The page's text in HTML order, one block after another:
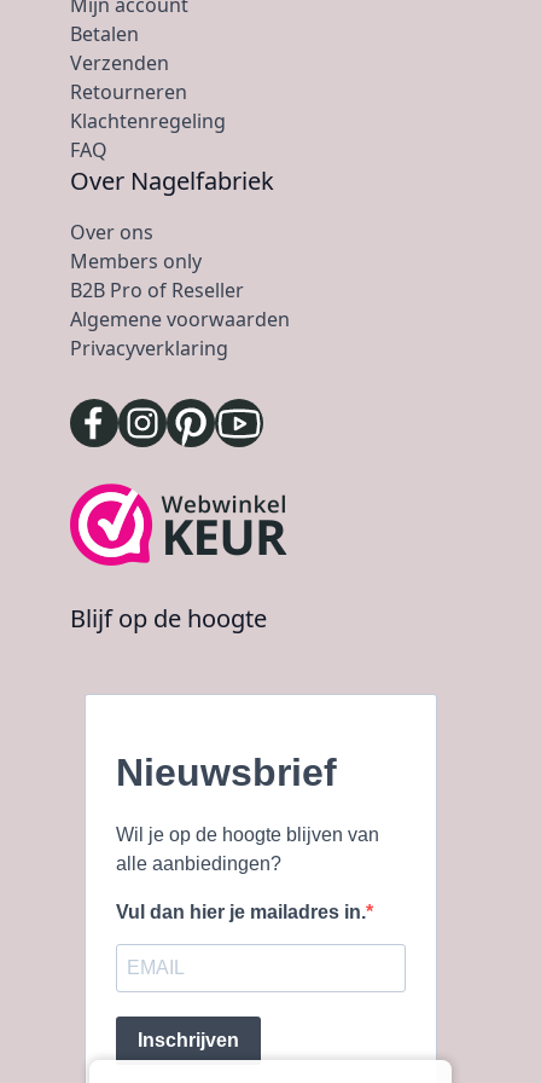
Betalen
Verzenden
Retourneren
Klachtenregeling
FAQ
Over Nagelfabriek
Over ons
Members only
B2B Pro of Reseller
Algemene voorwaarden
Privacyverklaring
Blijf op de hoogte
Nieuwsbrief
Wil je op de hoogte blijven van
alle aanbiedingen?
Vul dan hier je mailadres in.
Inschrijven